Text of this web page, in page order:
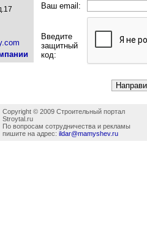
Ваш email:
Введите
защитный
код:
Copyright © 2009 Строительный портал
Stroytal.ru
По вопросам сотрудничества и рекламы
пишите на адрес: ildar@mamyshev.ru